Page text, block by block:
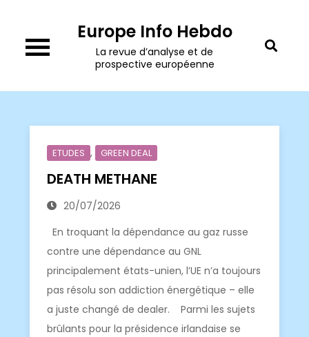
content
Europe Info Hebdo
La revue d’analyse et de
prospective européenne
ETUDES , GREEN DEAL
DEATH METHANE
20/07/2026
En troquant la dépendance au gaz russe
contre une dépendance au GNL
principalement états-unien, l’UE n’a toujours
pas résolu son addiction énergétique – elle
a juste changé de dealer. Parmi les sujets
brûlants pour la présidence irlandaise se